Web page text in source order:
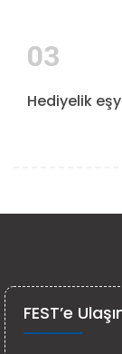
03
Hediyelik
FEST’e